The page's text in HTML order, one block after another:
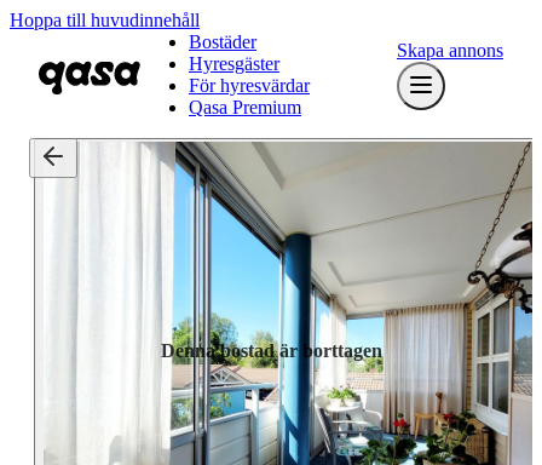
Hoppa till huvudinnehåll
Bostäder
Hyresgäster
För hyresvärdar
Qasa Premium
Skapa annons
Denna bostad är borttagen